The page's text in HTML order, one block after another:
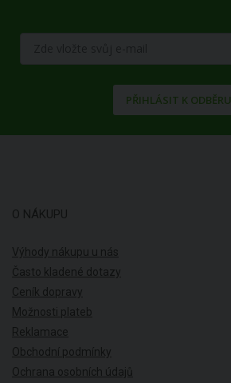
PŘIHLÁSIT K ODBĚRU
O NÁKUPU
Výhody nákupu u nás
Často kladené dotazy
Ceník dopravy
Možnosti plateb
Reklamace
Obchodní podmínky
Ochrana osobních údajů